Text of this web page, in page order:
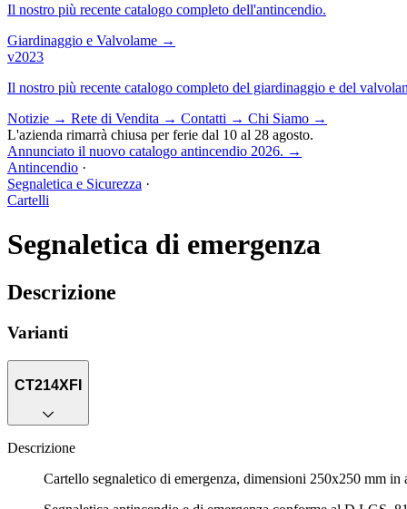
Il nostro più recente catalogo completo dell'antincendio.
Giardinaggio e Valvolame →
v2023
Il nostro più recente catalogo completo del giardinaggio e del
Notizie → Rete di Vendita → Contatti → Chi Siamo →
L'azienda rimarrà chiusa per ferie dal 10 al 28 agosto.
Annunciato il nuovo catalogo antincendio 2026. →
Antincendio ·
Segnaletica e Sicurezza ·
Cartelli
Segnaletica di emergenza
Descrizione
Varianti
CT214XFI
Descrizione
Cartello segnaletico di emergenza, dimensioni 250x250 mm